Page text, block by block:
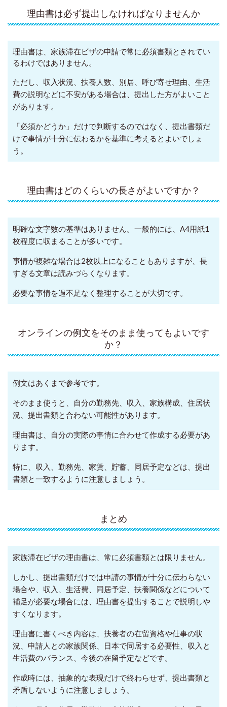
理由書は必ず提出しなければなりませんか
理由書は、家族滞在ビザの申請で常に必須書類とされてい
るわけではありません。
ただし、収入状況、扶養人数、別居、呼び寄せ理由、生活
費の説明などに不安がある場合は、提出した方がよいこと
があります。
「必須かどうか」だけで判断するのではなく、提出書類だ
けで事情が十分に伝わるかを基準に考えるとよいでしょ
う。
理由書はどのくらいの長さがよいですか？
明確な文字数の基準はありません。一般的には、A4用紙1
枚程度に収まることが多いです。
事情が複雑な場合は2枚以上になることもありますが、長
すぎる文章は読みづらくなります。
必要な事情を過不足なく整理することが大切です。
オンラインの例文をそのまま使ってもよいです
か？
例文はあくまで参考です。
そのまま使うと、自分の勤務先、収入、家族構成、住居状
況、提出書類と合わない可能性があります。
理由書は、自分の実際の事情に合わせて作成する必要があ
ります。
特に、収入、勤務先、家賃、貯蓄、同居予定などは、提出
書類と一致するように注意しましょう。
まとめ
家族滞在ビザの理由書は、常に必須書類とは限りません。
しかし、提出書類だけでは申請の事情が十分に伝わらない
場合や、収入、生活費、同居予定、扶養関係などについて
補足が必要な場合には、理由書を提出することで説明しや
すくなります。
理由書に書くべき内容は、扶養者の在留資格や仕事の状
況、申請人との家族関係、日本で同居する必要性、収入と
生活費のバランス、今後の在留予定などです。
作成時には、抽象的な表現だけで終わらせず、提出書類と
矛盾しないように注意しましょう。